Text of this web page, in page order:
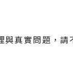
真實問題，